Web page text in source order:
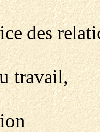
des
travail,